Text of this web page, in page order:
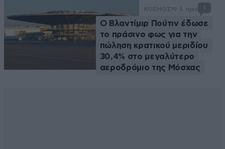
ΚΟΣΜΟΣ 19 λ. πριν 1
Ο Βλαντίμιρ Πούτιν έδωσε
το πράσινο φως για την
πώληση κρατικού μεριδίου
30,4% στο μεγαλύτερο
αεροδρόμιο της Μόσχας